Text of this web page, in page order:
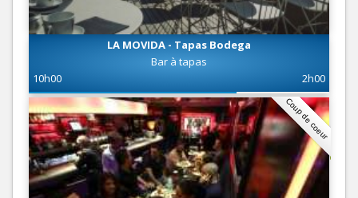
LA MOVIDA - Tapas Bodega
Bar à tapas
10h00
2h00
Coup de coeur